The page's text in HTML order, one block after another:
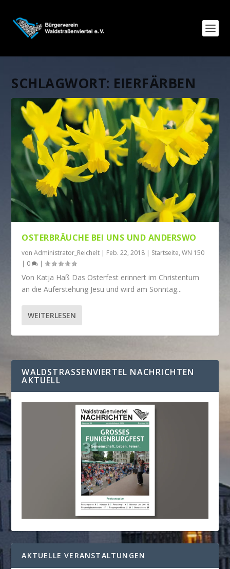
SCHLAGWORT: EIERFÄRBEN
OSTERBRÄUCHE BEI UNS UND ANDERSWO
vonAdministrator_Reichelt | Feb. 22, 2018 | Startseite,WN 150
| 0 |
Von Katja Haß Das Osterfest erinnert im Christentum
an die Auferstehung Jesu und wird am Sonntag...
WEITERLESEN
WALDSTRASSENVIERTEL NACHRICHTEN A
KTUELL
AKTUELLE VERANSTALTUNGEN